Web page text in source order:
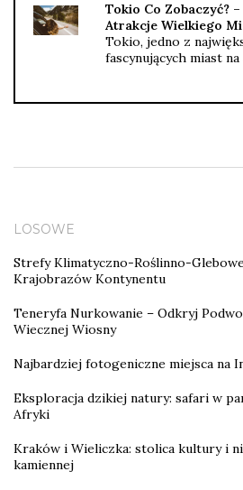
Tokio Co Zobaczyć?
Atrakcje Wielkiego
Tokio, jedno z
fascynujących miast
LOSOWE
Strefy Klimatyczno-Roślinno-
Krajobrazów Kontynentu
Teneryfa Nurkowanie – Odkryj
Wiecznej Wiosny
Najbardziej fotogeniczne miejsca na
Eksploracja dzikiej natury: safari w
Afryki
Kraków i Wieliczka: stolica kultury i
kamiennej